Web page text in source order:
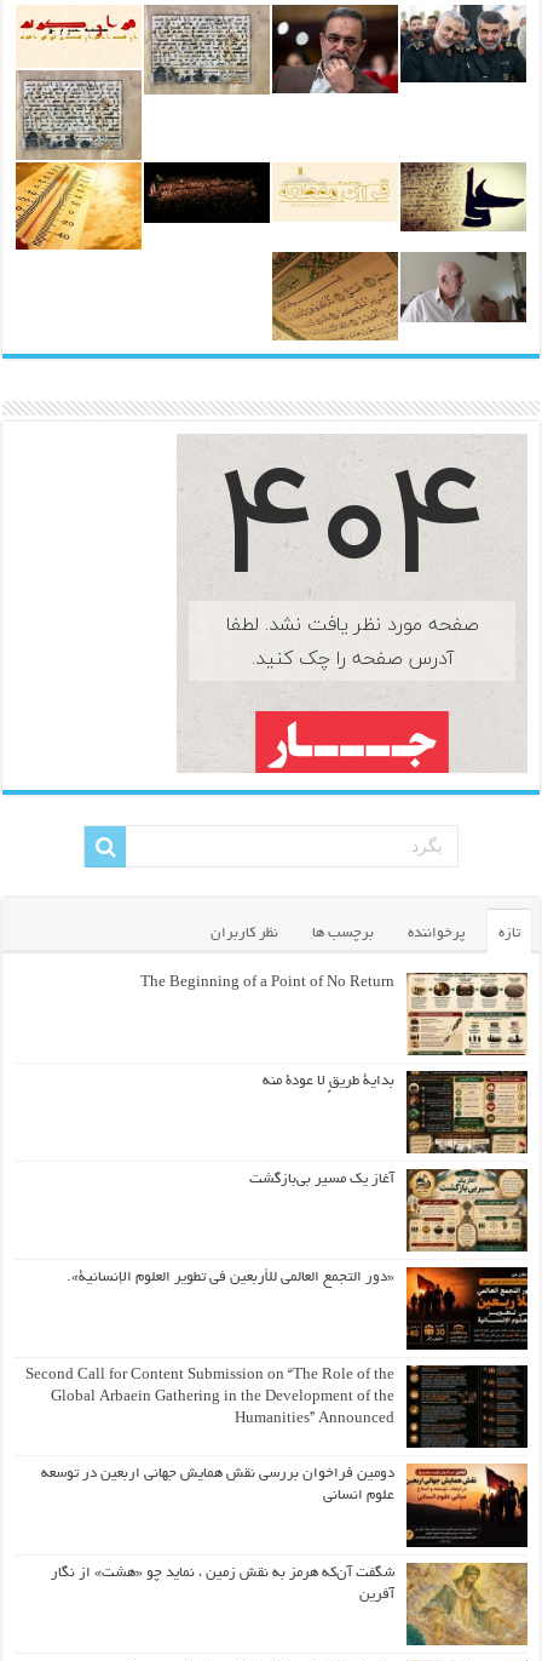
تازه پرخواننده برچسب ها نظر کاربران
The Beginning of a Point of No Return
بداية طريقٍ لا عودة منه
آغاز یک مسیر بی‌بازگشت
«دور التجمع العالمي للأربعين في تطوير العلوم الإنسانية».
Second Call for Content Submission on “The Role of the
Global Arbaein Gathering in the Development of the
Humanities” Announced
دومین فراخوان بررسی نقش همایش جهانی اربعین در توسعه
علوم انسانی
شگفت آن‌که هرمز به نقش زمین ، نماید چو «هشت» از نگار
آفرین